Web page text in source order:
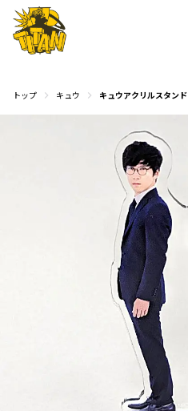
トップ キュウ キュウアクリルスタンド